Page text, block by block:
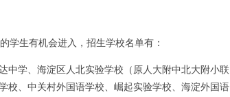
学生有机会进入，招生学校名单有：
中学、海淀区人北实验学校（原人大附中北大附小联
校、中关村外国语学校、崛起实验学校、海淀外国语